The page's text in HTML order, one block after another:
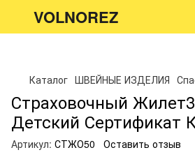
VOLNOREZ
Каталог ШВЕЙНЫЕ ИЗДЕЛИЯ
Страховочный
Детский Сертификат
Артикул: СТЖО50 Оставить отзыв